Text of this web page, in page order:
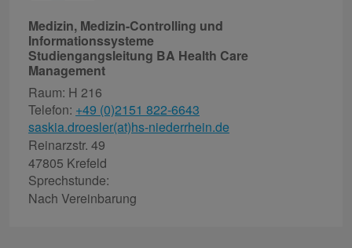
Medizin, Medizin-Controlling und
Informationssysteme
Studiengangsleitung BA Health Care
Management
Raum: H 216
Telefon: +49 (0)2151 822-6643
saskia.droesler(at)hs-niederrhein.de
Reinarzstr. 49
47805 Krefeld
Sprechstunde:
Nach Vereinbarung